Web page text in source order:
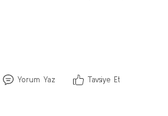
Yorum Yaz Tavsiye Et